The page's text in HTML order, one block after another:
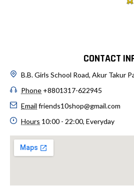
CONTACT
B.B. Girls School Road, Akur Takur
Phone +8801317-622945
Email friends10shop@gmail.com
Hours 10:00 - 22:00, Everyday